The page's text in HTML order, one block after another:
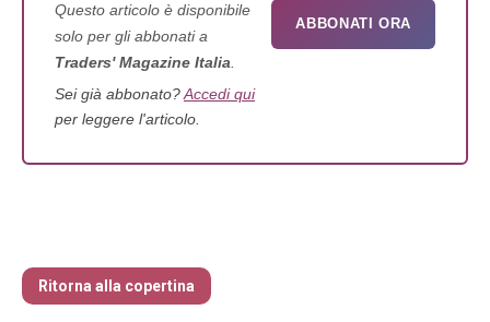
Questo articolo è disponibile
solo per gli abbonati a
Traders' Magazine Italia
Sei già abbonato?Accedi qui
per leggere l'articolo.
ABBONATI ORA
Ritorna alla copertina